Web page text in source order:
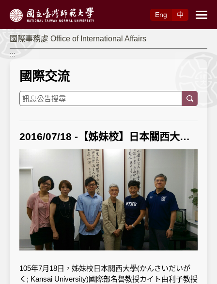
Eng
中
國際事務處 Office of International Affairs
:::
國際交流
2016/07/18 -【姊妹校】日本關西大學國際部教授一行3人訪
105年7月18日，姊妹校日本關西大學(かんさいだいが
く; Kansai University)國際部名譽教授カイト由利子教授